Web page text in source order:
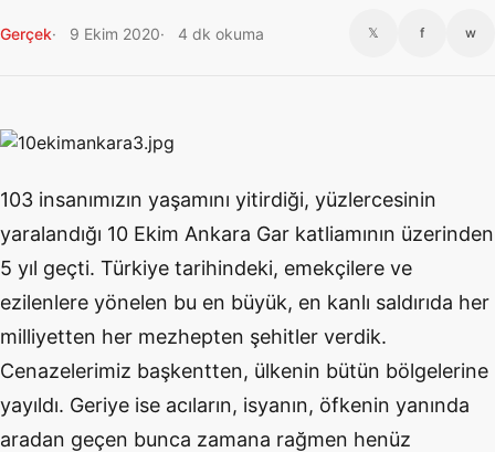
Gerçek 9 Ekim 2020 4 dk okuma 𝕏 f w
103 insanımızın yaşamını yitirdiği, yüzlercesinin
yaralandığı 10 Ekim Ankara Gar katliamının üzerinden
5 yıl geçti. Türkiye tarihindeki, emekçilere ve
ezilenlere yönelen bu en büyük, en kanlı saldırıda her
milliyetten her mezhepten şehitler verdik.
Cenazelerimiz başkentten, ülkenin bütün bölgelerine
yayıldı. Geriye ise acıların, isyanın, öfkenin yanında
aradan geçen bunca zamana rağmen henüz